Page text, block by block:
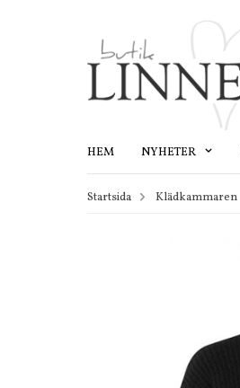
HEM NYHETER
Startsida Klädkammaren